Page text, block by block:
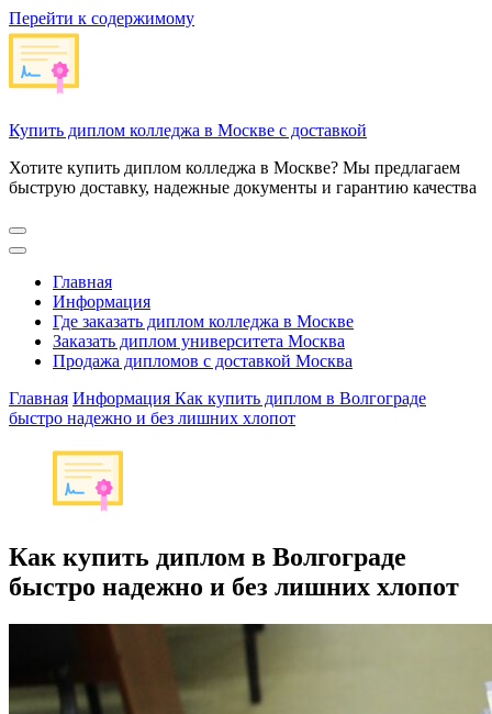
Перейти к содержимому
Купить диплом колледжа в Москве с доставкой
Хотите купить диплом колледжа в Москве? Мы предлагаем
быструю доставку, надежные документы и гарантию качества
Главная
Информация
Где заказать диплом колледжа в Москве
Заказать диплом университета Москва
Продажа дипломов с доставкой Москва
Главная Информация Как купить диплом в Волгограде
быстро надежно и без лишних хлопот
Как купить диплом в Волгограде
быстро надежно и без лишних хлопот